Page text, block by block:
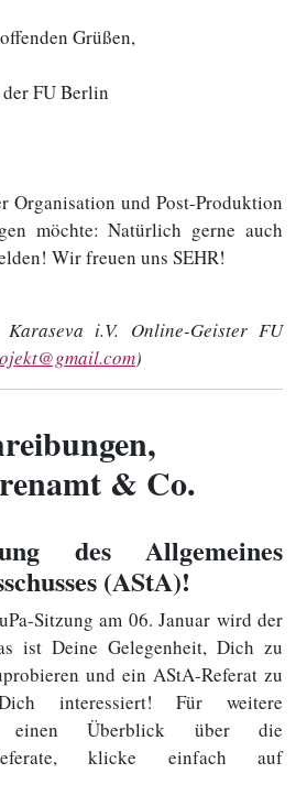
Grüßen,
FU Berlin
Organisation und Post-Produktion
möchte: Natürlich gerne auch
Wir freuen uns SEHR!
i.V. Online-Geister FU
)
& Co.
des Allgemeines
(AStA)!
Sitzung am 06. Januar wird der
ist Deine Gelegenheit, Dich zu
und ein AStA-Referat zu
interessiert! Für weitere
einen Überblick über die
klicke einfach auf